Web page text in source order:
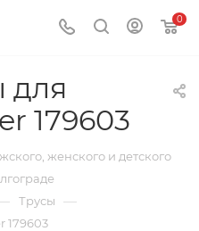
0
для
179603
женского и детского
Трусы —
179603